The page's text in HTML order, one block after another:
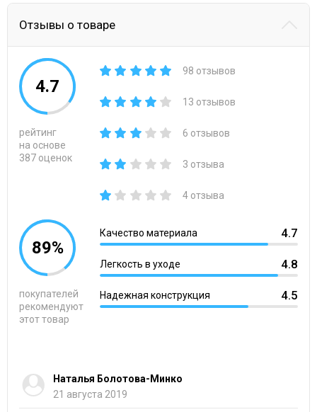
Отзывы о товаре
4.7
рейтинг
на основе
387 оценок
98 отзывов
13 отзывов
6 отзывов
3 отзыва
4 отзыва
89%
покупателей
рекомендуют
этот товар
Качество материала 4.7
Легкость в уходе 4.8
Надежная конструкция 4.5
Наталья Болотова-Минко
21 августа 2019